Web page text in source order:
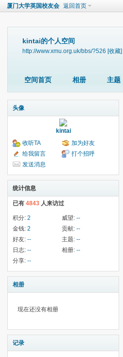
厦门大学英国校友会 返回首页
kintai的个人空间
http://www.xmu.org.uk/bbs/?526 [收藏]
空间首页 相册 主题
头像
kintai
收听TA
加为好友
给我留言
打个招呼
发送消息
统计信息
已有 4843 人来访过
积分: 2 威望:--
金钱: 2 贡献:--
好友: -- 主题:--
日志: -- 相册:--
分享: --
相册
现在还没有相册
记录